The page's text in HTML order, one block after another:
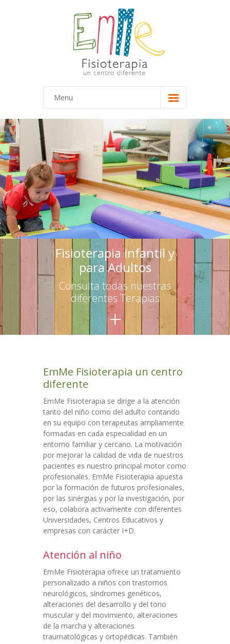
Menu
Inicio
-- Marta
-- María
Terapias
-- Terapias Infantiles
-- Terapias para adultos
Escuelas
-- Asesoramiento
-- Talleres para educadores
-- Talleres para familias
Colaboraciones
Contacto
Fisioterapia Infantil y
para Adultos
Consulta todas nuestras
diferentes Terapias
+
EmMe Fisioterapia un centro
diferente
EmMe Fisioterapia se dirige a la atención
tanto del niño como del adulto contando
en su equipo con terapeutas ampliamente
formadas en cada especialidad en un
entorno familiar y cercano. La motivación
por mejorar la calidad de vida de nuestros
pacientes es nuestro principal motor como
profesionales. EmMe Fisioterapia apuesta
por la formación de futuros profesionales,
por las sinérgias y por la investigación, por
eso, colabora activamente con diferentes
Universidades, Centros Educativos y
empresas con carácter I+D.
Atención al niño
EmMe Fisioterapia ofrece un tratamiento
personalizado a niños con trastornos
neurológicos, síndromes genéticos,
alteraciones del desarrollo y del tono
muscular y del movimiento, alteraciones
de la marcha y alteraciones
traumatológicas y ortopédicas. También